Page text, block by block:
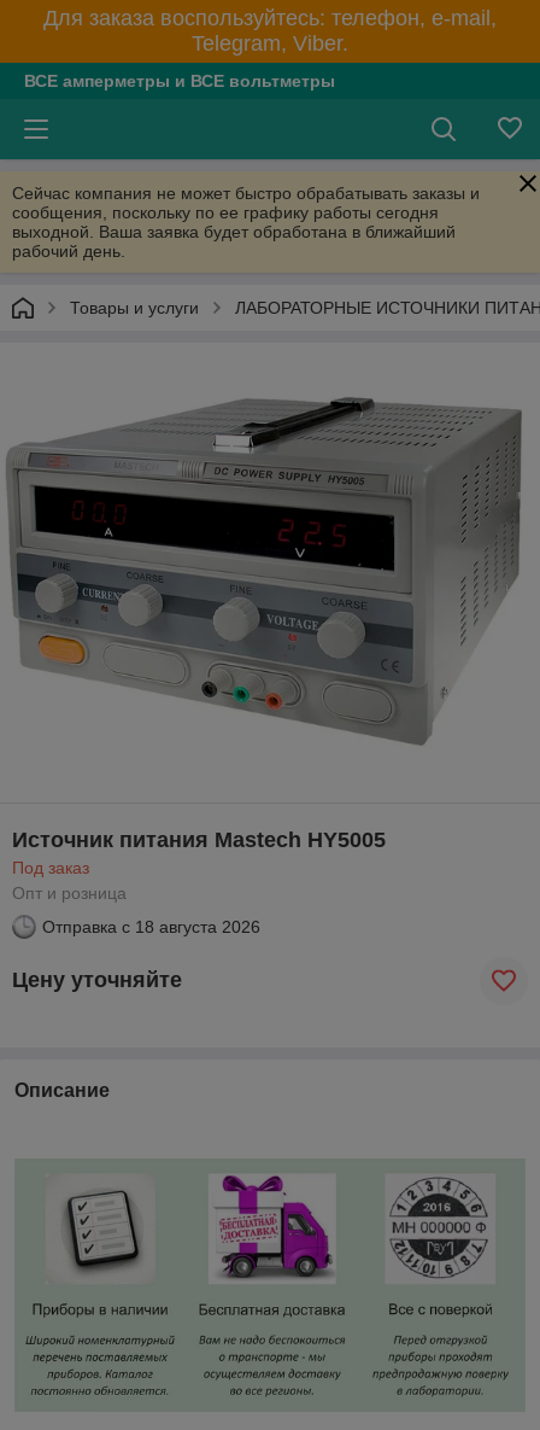
Для заказа воспользуйтесь: телефон, e-mail,
Telegram, Viber.
ВСЕ амперметры и ВСЕ вольтметры
Сейчас компания не может быстро обрабатывать заказы и
сообщения, поскольку по ее графику работы сегодня
выходной. Ваша заявка будет обработана в ближайший
рабочий день.
Товары и услуги ЛАБОРАТОРНЫЕ ИСТОЧНИКИ
Источник питания Mastech HY5005
Под заказ
Опт и розница
Отправка с 18 августа 2026
Цену уточняйте
Описание